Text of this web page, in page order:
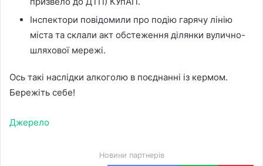
Інспектори повідомили про подію гарячу лінію
міста та склали акт обстеження ділянки вулично-
шляхової мережі.
Ось такі наслідки алкоголю в поєднанні із кермом.
Бережіть себе!
Джерело
Новини партнерів